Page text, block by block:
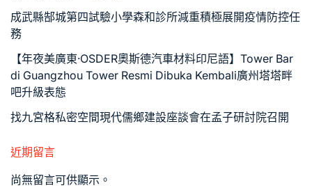
成武縣郜城第四試驗小學森和診所減重積極展開疫情防控任
務
【年夜美廣東·OSDER奧斯德汽車材料印尼語】Tower Bar
di Guangzhou Tower Resmi Dibuka Kembali廣州塔塔畔
吧升級表態
找九宮格私密空間現代儒鄉建設座談會在孟子研討院召開
近期留言
尚無留言可供顯示。